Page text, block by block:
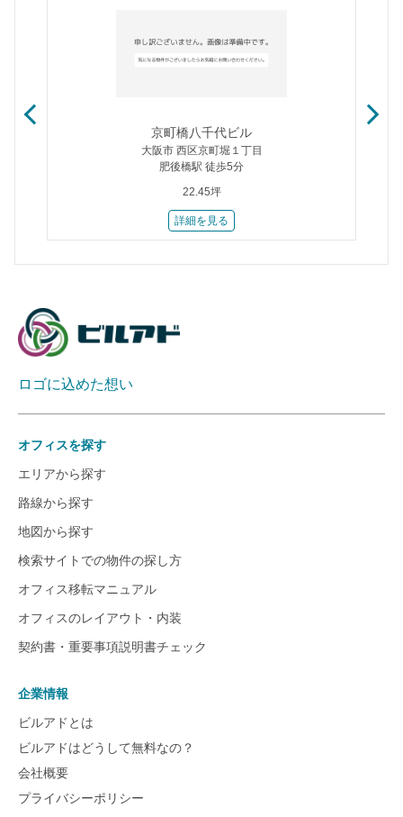
京町橋八千代ビル
大阪市 西区京町堀１丁目
肥後橋駅 徒歩5分
22.45坪
詳細を見る
ロゴに込めた想い
オフィスを探す
エリアから探す
路線から探す
地図から探す
検索サイトでの物件の探し方
オフィス移転マニュアル
オフィスのレイアウト・内装
契約書・重要事項説明書チェック
企業情報
ビルアドとは
ビルアドはどうして無料なの？
会社概要
プライバシーポリシー